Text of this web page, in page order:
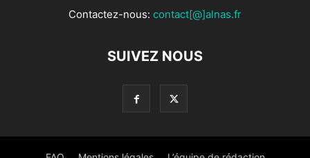
Contactez-nous: contact[@]alnas.fr
SUIVEZ NOUS